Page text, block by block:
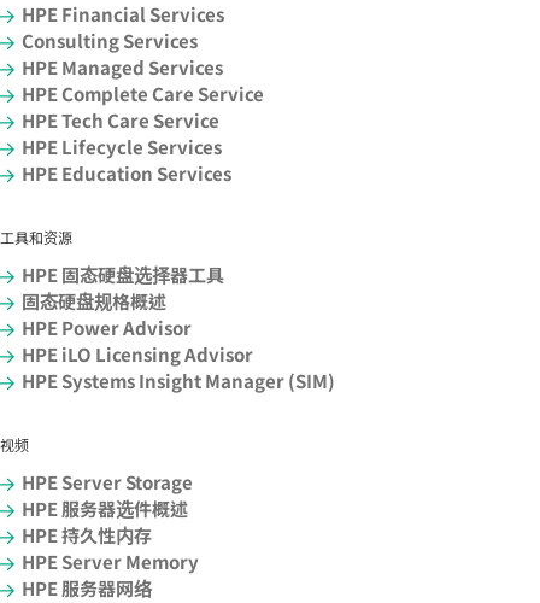
HPE Financial Services
Consulting Services
HPE Managed Services
HPE Complete Care Service
HPE Tech Care Service
HPE Lifecycle Services
HPE Education Services
工具和资源
HPE 固态硬盘选择器工具
固态硬盘规格概述
HPE Power Advisor
HPE iLO Licensing Advisor
HPE Systems Insight Manager (SIM)
视频
HPE Server Storage
HPE 服务器选件概述
HPE 持久性内存
HPE Server Memory
HPE 服务器网络